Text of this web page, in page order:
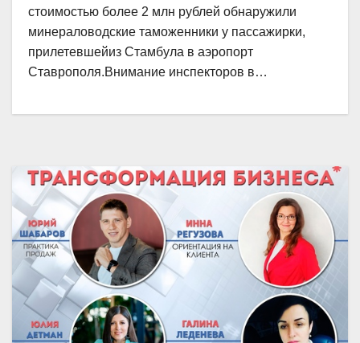
стоимостью более 2 млн рублей обнаружили
минераловодские таможенники у пассажирки,
прилетевшейиз Стамбула в аэропорт
Ставрополя.Внимание инспекторов в…